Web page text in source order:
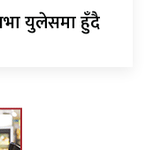
युलेसमा हुँदै